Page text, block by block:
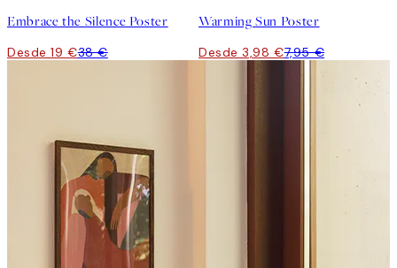
Embrace the Silence Poster
Desde 19 €38 €
Warming Sun Poster
Desde 3,98 €7,95 €